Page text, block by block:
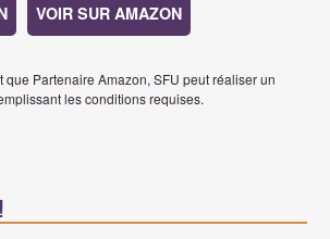
VOIR SUR AMAZON
que Partenaire Amazon, SFU peut réaliser un
les conditions requises.